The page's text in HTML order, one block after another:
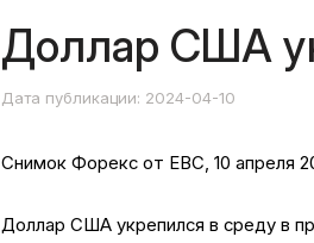
Доллар США
Дата публикации: 2024-04-10
Снимок Форекс от EBC, 10 апреля
Доллар США укрепился в среду в